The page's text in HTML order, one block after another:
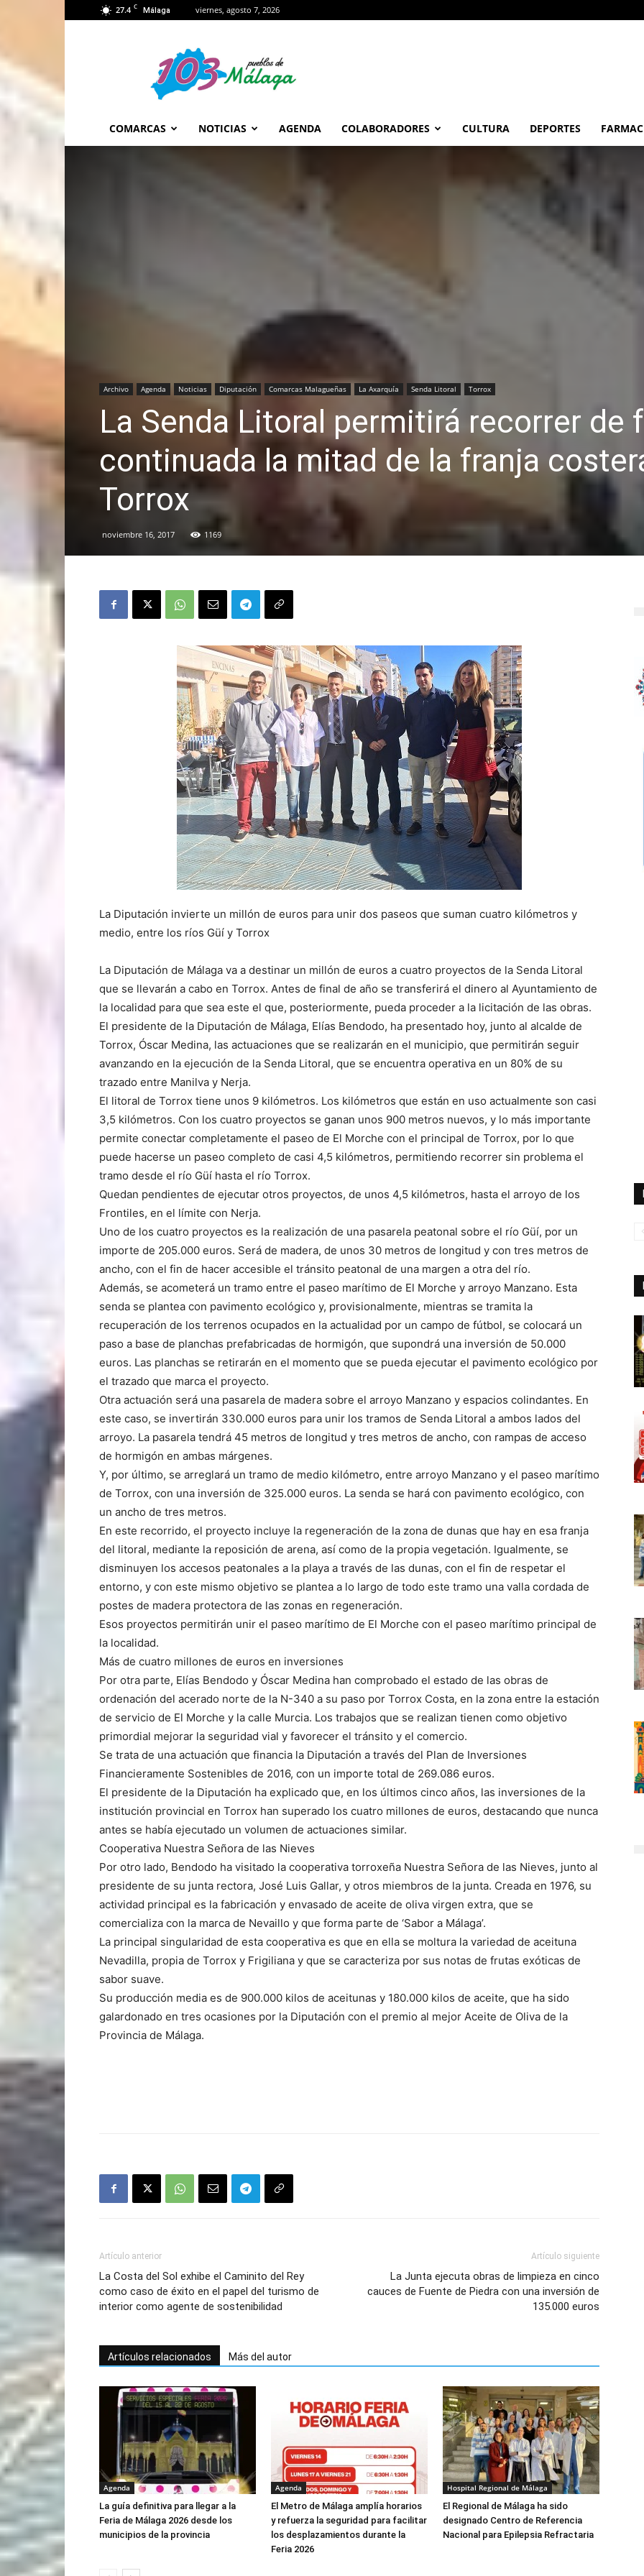
27.4 C Málaga viernes, agosto 7, 2026
Málaga
COMARCAS NOTICIAS AGENDA COLABORADORES CULTURA DEPORTES
Archivo Agenda Noticias Diputación Comarcas Malagueñas La Axarquía Senda Litoral Torrox
La Senda Litoral permitirá recorrer de
continuada la mitad de la franja
Torrox
noviembre 16, 2017 1169
La Diputación invierte un millón de euros para unir dos paseos que suman cuatro kilómetros y
medio, entre los ríos Güí y Torrox
La Diputación de Málaga va a destinar un millón de euros a cuatro proyectos de la Senda Litoral
que se llevarán a cabo en Torrox. Antes de final de año se transferirá el dinero al Ayuntamiento de
la localidad para que sea este el que, posteriormente, pueda proceder a la licitación de las obras.
El presidente de la Diputación de Málaga, Elías Bendodo, ha presentado hoy, junto al alcalde de
Torrox, Óscar Medina, las actuaciones que se realizarán en el municipio, que permitirán seguir
avanzando en la ejecución de la Senda Litoral, que se encuentra operativa en un 80% de su
trazado entre Manilva y Nerja.
El litoral de Torrox tiene unos 9 kilómetros. Los kilómetros que están en uso actualmente son casi
3,5 kilómetros. Con los cuatro proyectos se ganan unos 900 metros nuevos, y lo más importante
permite conectar completamente el paseo de El Morche con el principal de Torrox, por lo que
puede hacerse un paseo completo de casi 4,5 kilómetros, permitiendo recorrer sin problema el
tramo desde el río Güí hasta el río Torrox.
Quedan pendientes de ejecutar otros proyectos, de unos 4,5 kilómetros, hasta el arroyo de los
Frontiles, en el límite con Nerja.
Uno de los cuatro proyectos es la realización de una pasarela peatonal sobre el río Güí, por un
importe de 205.000 euros. Será de madera, de unos 30 metros de longitud y con tres metros de
ancho, con el fin de hacer accesible el tránsito peatonal de una margen a otra del río.
Además, se acometerá un tramo entre el paseo marítimo de El Morche y arroyo Manzano. Esta
senda se plantea con pavimento ecológico y, provisionalmente, mientras se tramita la
recuperación de los terrenos ocupados en la actualidad por un campo de fútbol, se colocará un
paso a base de planchas prefabricadas de hormigón, que supondrá una inversión de 50.000
euros. Las planchas se retirarán en el momento que se pueda ejecutar el pavimento ecológico por
el trazado que marca el proyecto.
Otra actuación será una pasarela de madera sobre el arroyo Manzano y espacios colindantes. En
este caso, se invertirán 330.000 euros para unir los tramos de Senda Litoral a ambos lados del
arroyo. La pasarela tendrá 45 metros de longitud y tres metros de ancho, con rampas de acceso
de hormigón en ambas márgenes.
Y, por último, se arreglará un tramo de medio kilómetro, entre arroyo Manzano y el paseo marítimo
de Torrox, con una inversión de 325.000 euros. La senda se hará con pavimento ecológico, con
un ancho de tres metros.
En este recorrido, el proyecto incluye la regeneración de la zona de dunas que hay en esa franja
del litoral, mediante la reposición de arena, así como de la propia vegetación. Igualmente, se
disminuyen los accesos peatonales a la playa a través de las dunas, con el fin de respetar el
entorno, y con este mismo objetivo se plantea a lo largo de todo este tramo una valla cordada de
postes de madera protectora de las zonas en regeneración.
Esos proyectos permitirán unir el paseo marítimo de El Morche con el paseo marítimo principal de
la localidad.
Más de cuatro millones de euros en inversiones
Por otra parte, Elías Bendodo y Óscar Medina han comprobado el estado de las obras de
ordenación del acerado norte de la N-340 a su paso por Torrox Costa, en la zona entre la estación
de servicio de El Morche y la calle Murcia. Los trabajos que se realizan tienen como objetivo
primordial mejorar la seguridad vial y favorecer el tránsito y el comercio.
Se trata de una actuación que financia la Diputación a través del Plan de Inversiones
Financieramente Sostenibles de 2016, con un importe total de 269.086 euros.
El presidente de la Diputación ha explicado que, en los últimos cinco años, las inversiones de la
institución provincial en Torrox han superado los cuatro millones de euros, destacando que nunca
antes se había ejecutado un volumen de actuaciones similar.
Cooperativa Nuestra Señora de las Nieves
Por otro lado, Bendodo ha visitado la cooperativa torroxeña Nuestra Señora de las Nieves, junto al
presidente de su junta rectora, José Luis Gallar, y otros miembros de la junta. Creada en 1976, su
actividad principal es la fabricación y envasado de aceite de oliva virgen extra, que se
comercializa con la marca de Nevaillo y que forma parte de ‘Sabor a Málaga’.
La principal singularidad de esta cooperativa es que en ella se moltura la variedad de aceituna
Nevadilla, propia de Torrox y Frigiliana y que se caracteriza por sus notas de frutas exóticas de
sabor suave.
Su producción media es de 900.000 kilos de aceitunas y 180.000 kilos de aceite, que ha sido
galardonado en tres ocasiones por la Diputación con el premio al mejor Aceite de Oliva de la
Provincia de Málaga.
Artículo anterior
La Costa del Sol exhibe el Caminito del Rey
como caso de éxito en el papel del turismo de
interior como agente de sostenibilidad
Artículo siguiente
La Junta ejecuta obras de limpieza en cinco
cauces de Fuente de Piedra con una inversión de
135.000 euros
Artículos relacionados Más del autor
Agenda
La guía definitiva para llegar a la
Feria de Málaga 2026 desde los
municipios de la provincia
Agenda
El Metro de Málaga amplía horarios
y refuerza la seguridad para facilitar
los desplazamientos durante la
Feria 2026
Hospital Regional de Málaga
El Regional de Málaga ha sido
designado Centro de Referencia
Nacional para Epilepsia Refractaria